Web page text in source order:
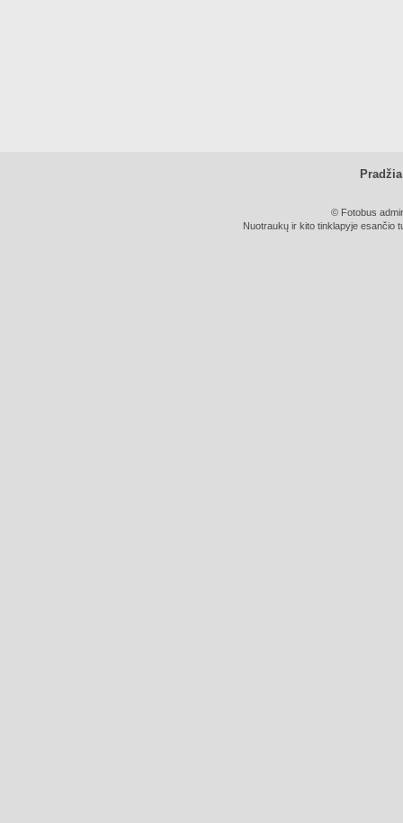
Pradžia
© Fotobus
Nuotraukų ir kito tinklapyje esančio